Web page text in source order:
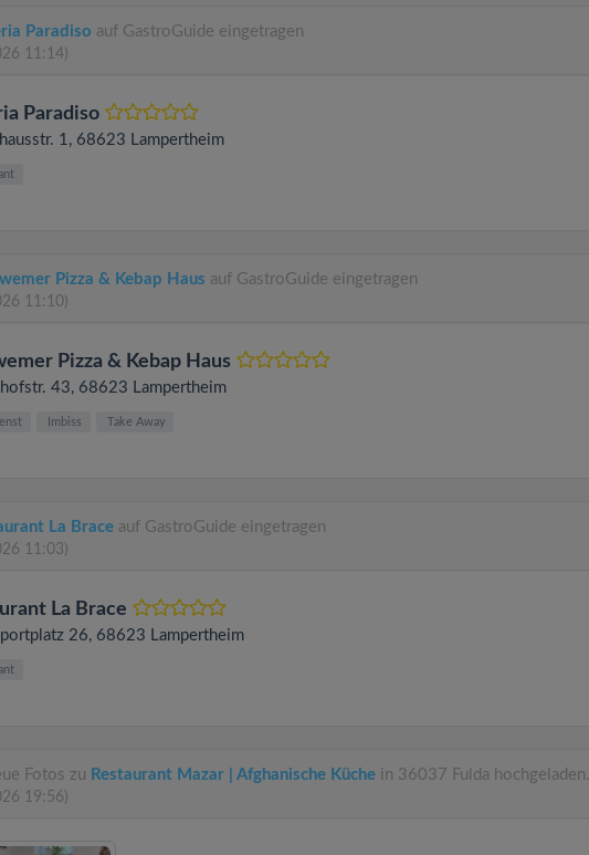
Paradiso auf GastroGuide eingetragen
11:14)
Paradiso
1, 68623 Lampertheim
Pizza & Kebap Haus auf GastroGuide eingetragen
11:10)
Pizza & Kebap Haus
43, 68623 Lampertheim
Imbiss Take Away
La Brace auf GastroGuide eingetragen
11:03)
La Brace
26, 68623 Lampertheim
Fotos zu Restaurant Mazar | Afghanische Küche in 36037 Fulda hochgeladen.
19:56)